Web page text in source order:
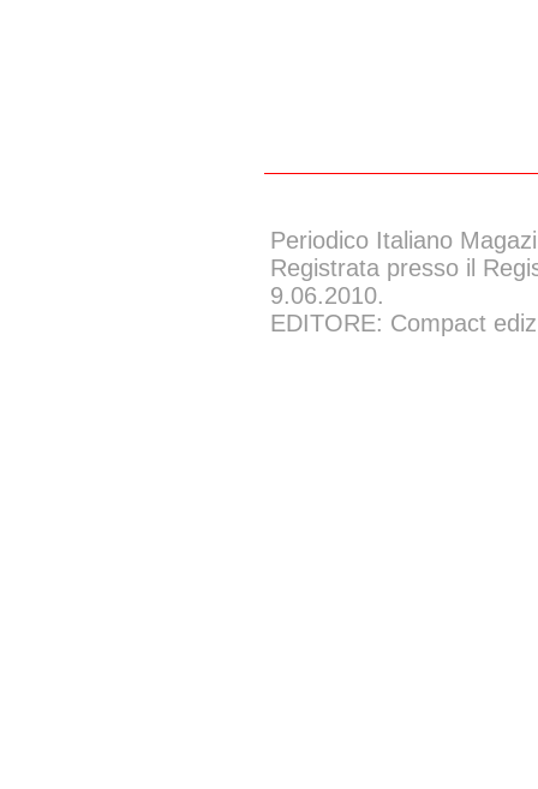
Periodico Italiano
Registrata presso il
9.06.2010.
EDITORE: Compact